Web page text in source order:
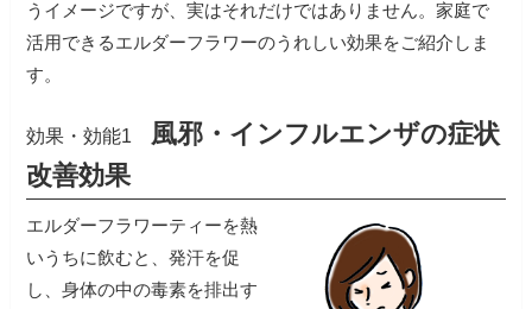
うイメージですが、実はそれだけではありません。家庭で
活用できるエルダーフラワーのうれしい効果をご紹介しま
す。
効果・効能1 風邪・インフルエンザの症状
改善効果
エルダーフラワーティーを熱
いうちに飲むと、発汗を促
し、身体の中の毒素を排出す